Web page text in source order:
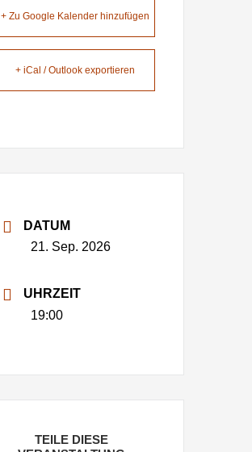
+ Zu Google Kalender hinzufügen
+ iCal / Outlook exportieren
DATUM
21. Sep. 2026
UHRZEIT
19:00
TEILE DIESE